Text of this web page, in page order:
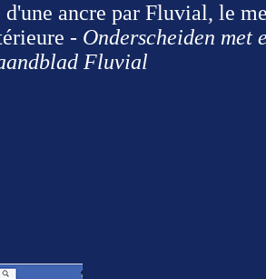
ancre par Fluvial, le
- Onderscheiden met
Fluvial